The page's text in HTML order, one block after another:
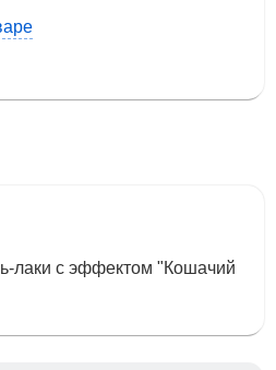
лаки с эффектом "Кошачий